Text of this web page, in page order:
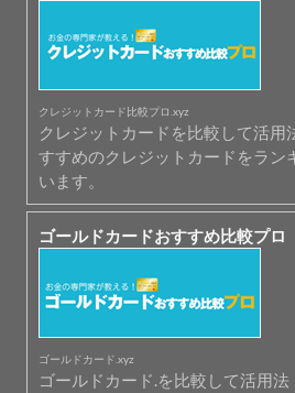
クレジットカード比較プロ.xyz
クレジットカードを比較して活用
すすめのクレジットカードをラン
います。
ゴールドカードおすすめ比較プロ
ゴールドカード.xyz
ゴールドカード.を比較して活用